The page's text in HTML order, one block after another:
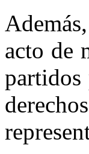
acto de
partidos